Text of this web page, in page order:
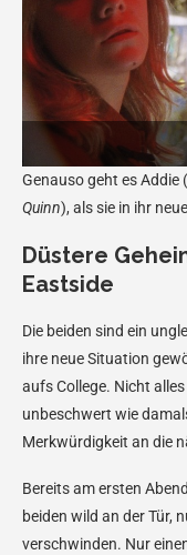
Genauso geht es Addie (
Quinn), als sie in ihr
Düstere
Eastside
Die beiden sind ein
ihre neue Situation
aufs College. Nicht
unbeschwert wie
Merkwürdigkeit an die
Bereits am ersten
beiden wild an der Tür,
verschwinden. Nur